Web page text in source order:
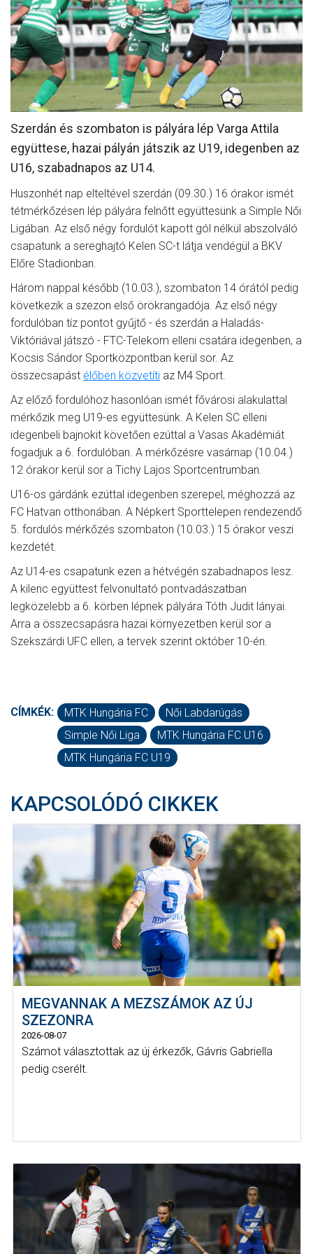
MÉRKŐZÉSEK
JELENTKEZÉS
KLUB
GALÉRIA
SZURKOLÓI ÉLMÉNYEK
SAJTÓ
Szerdán és szombaton is pályára lép Varga Attila
együttese, hazai pályán játszik az U19, idegenben az
U16, szabadnapos az U14.
Huszonhét nap elteltével szerdán (09.30.) 16 órakor ismét
tétmérkőzésen lép pályára felnőtt együttesünk a Simple Női
Ligában. Az első négy fordulót kapott gól nélkül abszolváló
csapatunk a sereghajtó Kelen SC-t látja vendégül a BKV
Előre Stadionban.
Három nappal később (10.03.), szombaton 14 órától pedig
következik a szezon első örökrangadója. Az első négy
fordulóban tíz pontot gyűjtő - és szerdán a Haladás-
Viktóriával játszó - FTC-Telekom elleni csatára idegenben, a
Kocsis Sándor Sportközpontban kerül sor. Az
összecsapást élőben közvetíti az M4 Sport.
Az előző fordulóhoz hasonlóan ismét fővárosi alakulattal
mérkőzik meg U19-es együttesünk. A Kelen SC elleni
idegenbeli bajnokit követően ezúttal a Vasas Akadémiát
fogadjuk a 6. fordulóban. A mérkőzésre vasárnap (10.04.)
12 órakor kerül sor a Tichy Lajos Sportcentrumban.
U16-os gárdánk ezúttal idegenben szerepel, méghozzá az
FC Hatvan otthonában. A Népkert Sporttelepen rendezendő
5. fordulós mérkőzés szombaton (10.03.) 15 órakor veszi
kezdetét.
Az U14-es csapatunk ezen a hétvégén szabadnapos lesz.
A kilenc együttest felvonultató pontvadászatban
legközelebb a 6. körben lépnek pályára Tóth Judit lányai.
Arra a összecsapásra hazai környezetben kerül sor a
Szekszárdi UFC ellen, a tervek szerint október 10-én.
CÍMKÉK: MTK Hungária FC
Női Labdarúgás
Simple Női Liga
MTK Hungária FC U16
MTK Hungária FC U19
KAPCSOLÓDÓ CIKKEK
MEGVANNAK A MEZSZÁMOK AZ ÚJ
SZEZONRA
2026-08-07
Számot választottak az új érkezők, Gávris Gabriella
pedig cserélt.